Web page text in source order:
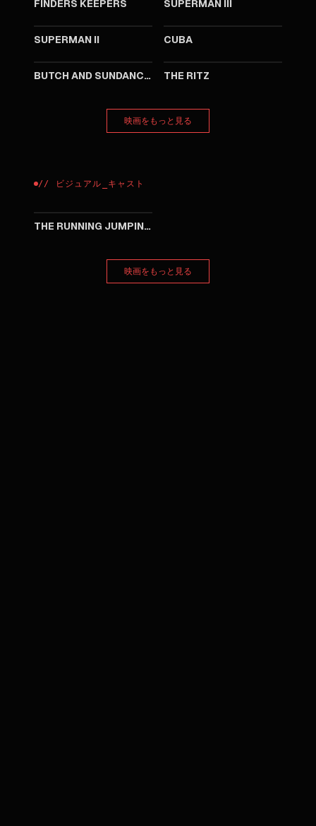
FINDERS KEEPERS SUPERMAN III
SUPERMAN II CUBA
BUTCH AND SUNDANCE: THE EARLY DAYS THE RITZ
映画をもっと見る
// ビジュアル
キャスト
THE RUNNING JUMPING & STANDING STILL FILM
映画をもっと見る